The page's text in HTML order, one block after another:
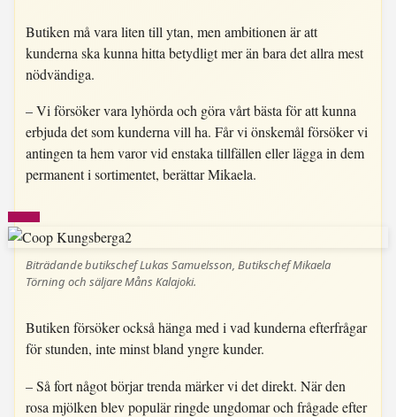
Butiken må vara liten till ytan, men ambitionen är att
kunderna ska kunna hitta betydligt mer än bara det allra mest
nödvändiga.
– Vi försöker vara lyhörda och göra vårt bästa för att kunna
erbjuda det som kunderna vill ha. Får vi önskemål försöker vi
antingen ta hem varor vid enstaka tillfällen eller lägga in dem
permanent i sortimentet, berättar Mikaela.
Biträdande butikschef Lukas Samuelsson, Butikschef Mikaela
Törning och säljare Måns Kalajoki.
Butiken försöker också hänga med i vad kunderna efterfrågar
för stunden, inte minst bland yngre kunder.
– Så fort något börjar trenda märker vi det direkt. När den
rosa mjölken blev populär ringde ungdomar och frågade efter